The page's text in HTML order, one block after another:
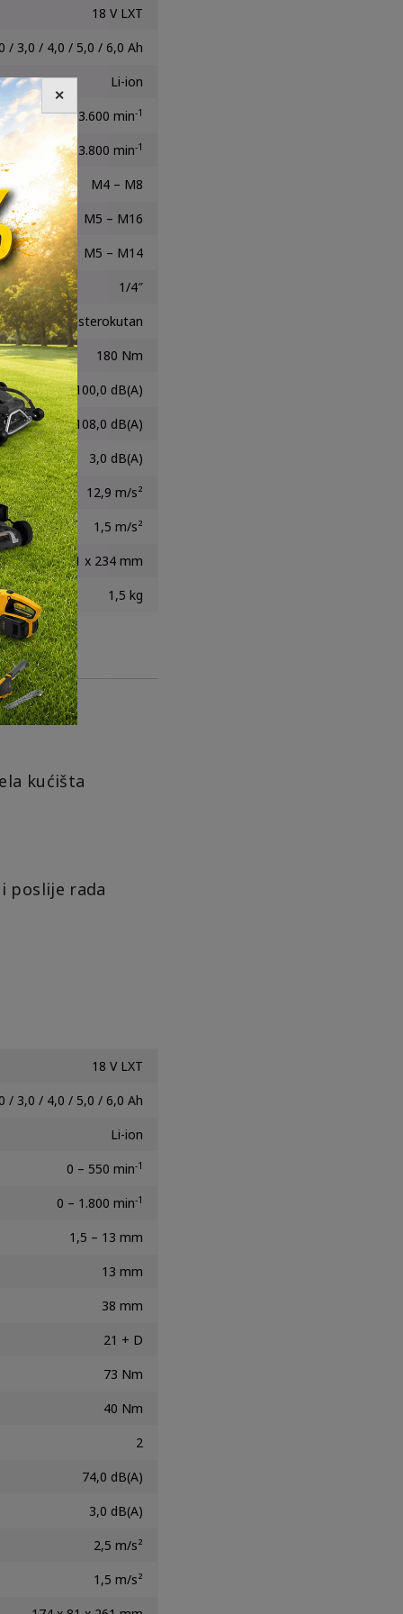
18 V LXT
/ 3,0 / 4,0 / 5,0 / 6,0 Ah
Li-ion
/ 3.200 / 3.600 min-1
/ 3.600 / 3.800 min-1
M4 – M8
M5 – M16
M5 – M14
1/4″
Šesterokutan
180 Nm
100,0 dB(A)
108,0 dB(A)
3,0 dB(A)
12,9 m/s²
1,5 m/s²
111 x 81 x 234 mm
1,5 kg
kućišta
poslije rada
18 V LXT
/ 3,0 / 4,0 / 5,0 / 6,0 Ah
Li-ion
0 – 550 min-1
0 – 1.800 min-1
1,5 – 13 mm
13 mm
38 mm
21 + D
73 Nm
40 Nm
2
74,0 dB(A)
3,0 dB(A)
2,5 m/s²
1,5 m/s²
✕